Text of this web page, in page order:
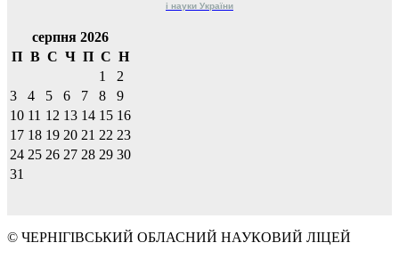
і науки України
серпня 2026
П В С Ч П С Н
1
2
3
4 5 6 7 8
9
10 11 12 13 14 15 16
17 18 19 20 21 22 23
24 25 26 27 28 29 30
31
© ЧЕРНІГІВСЬКИЙ ОБЛАСНИЙ НАУКОВИЙ ЛІЦЕЙ